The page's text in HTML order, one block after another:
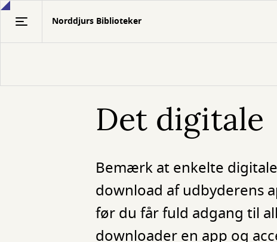
Gå
Norddjurs Biblioteker
Det digitale
Bemærk at enkelte
download af udbyderens
før du får fuld adgang til
downloader en app og